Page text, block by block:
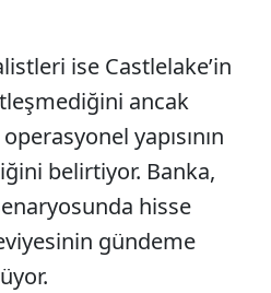
ise Castlelake’in
ancak
yapısının
belirtiyor. Banka,
hisse
gündeme